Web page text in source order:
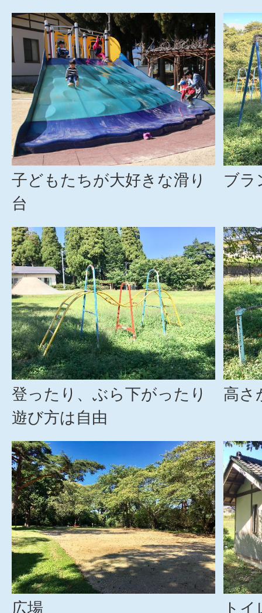
子どもたちが大好きな滑り
台
ブラ
登ったり、ぶら下がったり
遊び方は自由
高さ
広場 トイ